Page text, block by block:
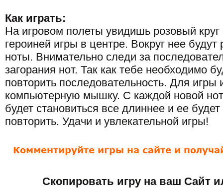
Как играть:
На игровом полеты увидишь розовый круг
героиней игры в центре. Вокруг нее
ноты. Внимательно следи за
загорания нот. Так как тебе необходимо
повторить последовательность. Для игры
компьютерную мышку. С каждой новой
будет становиться все длиннее и ее
повторить. Удачи и увлекательной игры!
Скопировать игру на ваш Сайт